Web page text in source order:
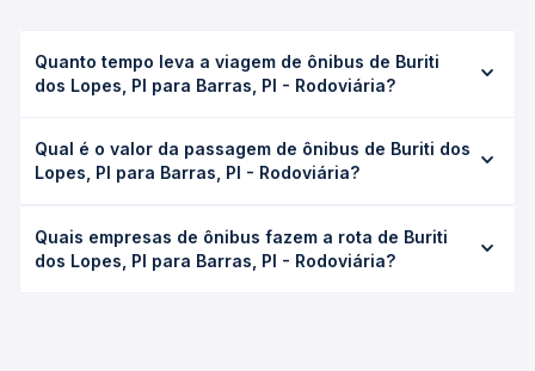
Quanto tempo leva a viagem de ônibus de Buriti
dos Lopes, PI para Barras, PI - Rodoviária?
- Rodoviária leva em média 3h 31min, podendo variar
conforme a viação, o tipo de serviço (convencional,
duração exata de cada opção na data desejada.
Qual é o valor da passagem de ônibus de Buriti dos
Lopes, PI para Barras, PI - Rodoviária?
para Barras, PI - Rodoviária custa em média R$ 54,50 e
varia conforme a data da viagem, a empresa, o tipo de
Quais empresas de ônibus fazem a rota de Buriti
dos Lopes, PI para Barras, PI - Rodoviária?